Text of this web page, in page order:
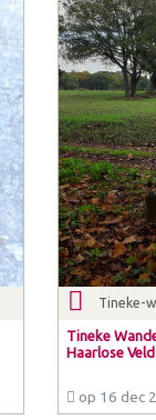
Tineke-
Tineke
Haarlose Veld
op 16 dec